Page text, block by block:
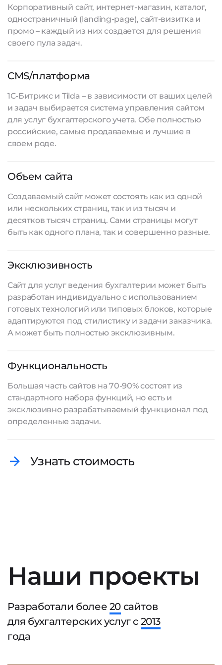
Корпоративный сайт, интернет-магазин, каталог,
одностраничный (landing-page), сайт-визитка и
промо – каждый из них создается для решения
своего пула задач.
CMS/платформа
1С-Битрикс и Tilda – в зависимости от ваших целей
и задач выбирается система управления сайтом
для услуг бухгалтерского учета. Обе полностью
российские, самые продаваемые и лучшие в
своем роде.
Объем сайта
Создаваемый сайтможет состоять как из одной
или нескольких страниц, так и из тысяч и
десятков тысяч страниц. Сами страницы могут
быть как одного плана, так и совершенно разные.
Эксклюзивность
Сайт для услуг ведения бухгалтерии может быть
разработан индивидуально с использованием
готовых технологий или типовых блоков, которые
адаптируются под стилистику и задачи заказчика.
А может быть полностью эксклюзивным.
Функциональность
Большая часть сайтов на 70-90% состоят из
стандартного набора функций, но есть и
эксклюзивно разрабатываемый функционал под
определенные задачи.
Узнать стоимость
Наши проекты
Разработали более 20 сайтов
для бухгалтерских услуг с 2013
года